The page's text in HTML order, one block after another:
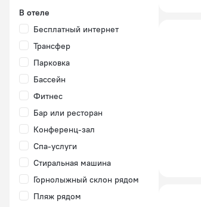
В отеле
Бесплатный интернет
Трансфер
Парковка
Бассейн
Фитнес
Бар или ресторан
Конференц-зал
Спа-услуги
Стиральная машина
Горнолыжный склон рядом
Пляж рядом